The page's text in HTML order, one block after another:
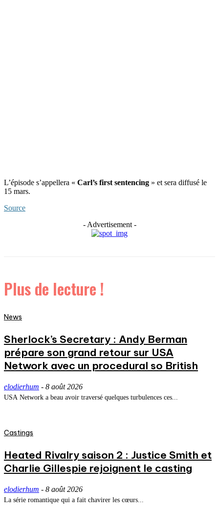
L’épisode s’appellera « Carl’s first sentencing » et sera diffusé le
15 mars.
Source
- Advertisement -
Plus de lecture !
News
Sherlock’s Secretary : Andy Berman
prépare son grand retour sur USA
Network avec un procedural so British
elodierhum - 8 août 2026
USA Network a beau avoir traversé quelques turbulences ces...
Castings
Heated Rivalry saison 2 : Justice Smith et
Charlie Gillespie rejoignent le casting
elodierhum - 8 août 2026
La série romantique qui a fait chavirer les cœurs...